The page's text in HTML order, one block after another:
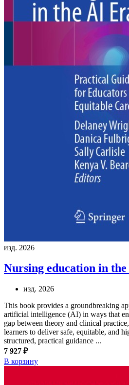
изд. 2026
Nursing education in
изд. 2026
This book provides a groundbreaking
artificial intelligence (AI) in ways that
gap between theory and clinical
learners to deliver safe, equitable, and
structured, practical guidance ...
7 927 ₽
В корзину